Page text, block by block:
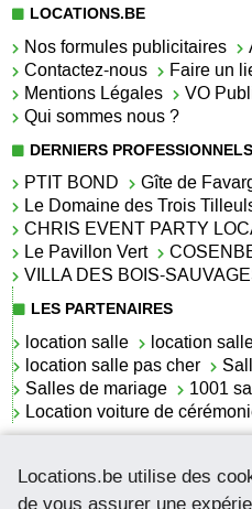
Locations.be utilise des
de vous assurer une
LOCATIONS.BE
Nos formules publicitaires
Contactez-nous
Faire un
Mentions Légales
VO
Qui sommes nous ?
DERNIERS PROFESSIONNELS
PTIT BOND
Gîte de
Le Domaine des Trois
CHRIS EVENT PARTY
Le Pavillon Vert
VILLA DES BOIS-
LES PARTENAIRES
location salle
location
location salle pas cher
Salles de mariage
1001
Location voiture de
La location de lettrage pour
La salle de réception pour